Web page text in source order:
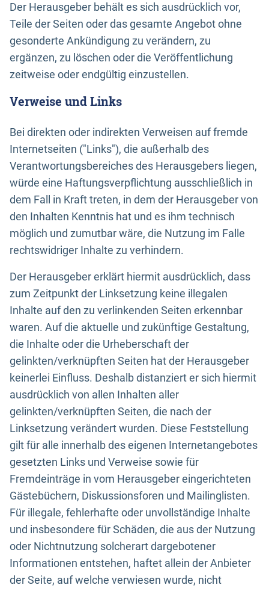
Der Herausgeber behält es sich ausdrücklich vor,
Teile der Seiten oder das gesamte Angebot ohne
gesonderte Ankündigung zu verändern, zu
ergänzen, zu löschen oder die Veröffentlichung
zeitweise oder endgültig einzustellen.
Verweise und Links
Bei direkten oder indirekten Verweisen auf fremde
Internetseiten ("Links"), die außerhalb des
Verantwortungsbereiches des Herausgebers liegen,
würde eine Haftungsverpflichtung ausschließlich in
dem Fall in Kraft treten, in dem der Herausgeber von
den Inhalten Kenntnis hat und es ihm technisch
möglich und zumutbar wäre, die Nutzung im Falle
rechtswidriger Inhalte zu verhindern.
Der Herausgeber erklärt hiermit ausdrücklich, dass
zum Zeitpunkt der Linksetzung keine illegalen
Inhalte auf den zu verlinkenden Seiten erkennbar
waren. Auf die aktuelle und zukünftige Gestaltung,
die Inhalte oder die Urheberschaft der
gelinkten/verknüpften Seiten hat der Herausgeber
keinerlei Einfluss. Deshalb distanziert er sich hiermit
ausdrücklich von allen Inhalten aller
gelinkten/verknüpften Seiten, die nach der
Linksetzung verändert wurden. Diese Feststellung
gilt für alle innerhalb des eigenen Internetangebotes
gesetzten Links und Verweise sowie für
Fremdeinträge in vom Herausgeber eingerichteten
Gästebüchern, Diskussionsforen und Mailinglisten.
Für illegale, fehlerhafte oder unvollständige Inhalte
und insbesondere für Schäden, die aus der Nutzung
oder Nichtnutzung solcherart dargebotener
Informationen entstehen, haftet allein der Anbieter
der Seite, auf welche verwiesen wurde, nicht